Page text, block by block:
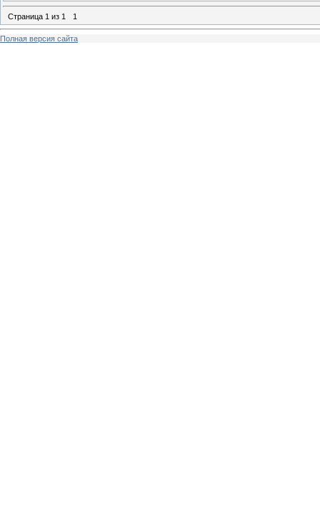
Страница 1 из 1 1
Полная версия сайта